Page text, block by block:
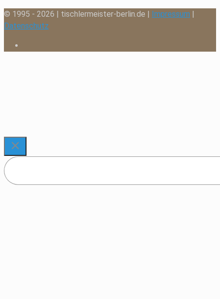
© 1995 - 2026 | tischlermeister-berlin.de | Impressum
Datenschutz